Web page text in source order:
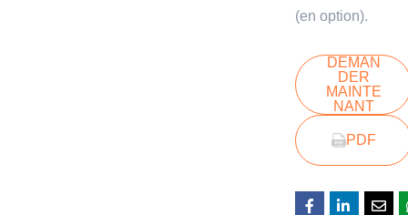
(en option).
DEMAN
DER
MAINTE
NANT
PDF